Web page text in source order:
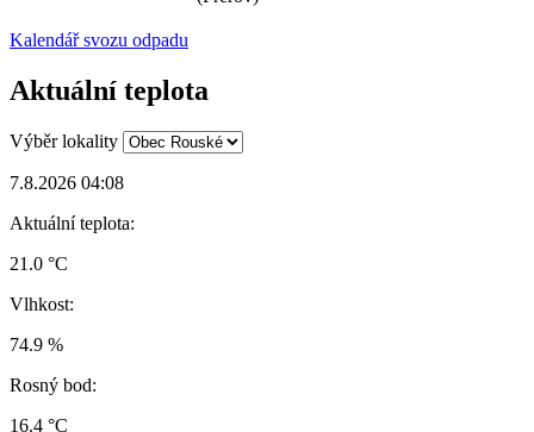
Kalendář svozu odpadu
Aktuální teplota
Výběr lokality
7.8.2026 04:08
Aktuální teplota:
21.0 °C
Vlhkost:
74.9 %
Rosný bod:
16.4 °C